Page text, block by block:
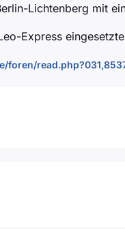
Lichtenberg mit
Express
foren/